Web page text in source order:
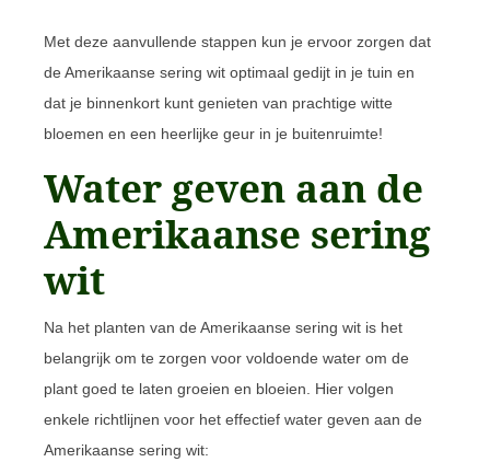
Met deze aanvullende stappen kun je ervoor zorgen dat
de Amerikaanse sering wit optimaal gedijt in je tuin en
dat je binnenkort kunt genieten van prachtige witte
bloemen en een heerlijke geur in je buitenruimte!
Water geven aan de
Amerikaanse sering
wit
Na het planten van de Amerikaanse sering wit is het
belangrijk om te zorgen voor voldoende water om de
plant goed te laten groeien en bloeien. Hier volgen
enkele richtlijnen voor het effectief water geven aan de
Amerikaanse sering wit: